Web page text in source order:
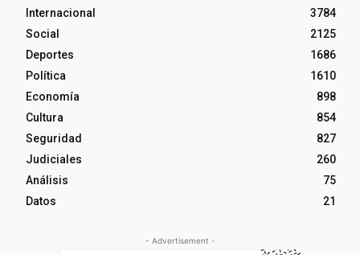
Internacional
3784
Social
2125
Deportes
1686
Política
1610
Economía
898
Cultura
854
Seguridad
827
Judiciales
260
Análisis
75
Datos
21
- Advertisement -